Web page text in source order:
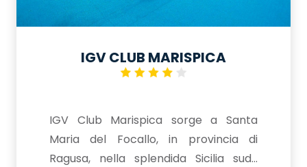
IGV CLUB MARISPICA
IGV Club Marispica sorge a Santa
Maria del Focallo, in provincia di
Ragusa, nella splendida Sicilia sud-